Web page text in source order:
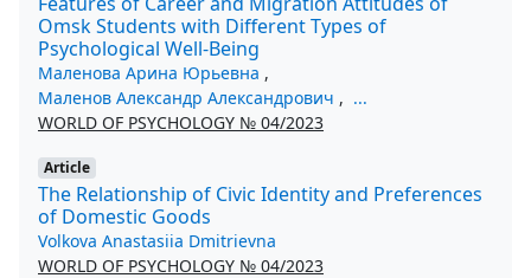
Omsk Students with Different Types of
Psychological Well-Being
Маленова Арина Юрьевна ,
Маленов Александр Александрович , ...
WORLD OF PSYCHOLOGY № 04/2023
Article
The Relationship of Civic Identity and Preferences
of Domestic Goods
Volkova Anastasiia Dmitrievna
WORLD OF PSYCHOLOGY № 04/2023